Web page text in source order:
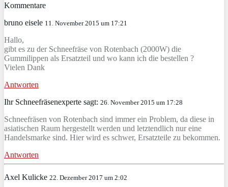
Kommentare
bruno eisele 11. November 2015 um 17:21
Hallo,
gibt es zu der Schneefräse von Rotenbach (2000W) die
Gummilippen als Ersatzteil und wo kann ich die bestellen ?
Vielen Dank
Antworten
Ihr Schneefräsenexperte sagt: 26. November 2015 um 17:28
Schneefräsen von Rotenbach sind immer ein Problem, da diese in
asiatischen Raum hergestellt werden und letztendlich nur eine
Handelsmarke sind. Hier wird es schwer, Ersatzteile zu bekommen.
Antworten
Axel Kulicke 22. Dezember 2017 um 2:02